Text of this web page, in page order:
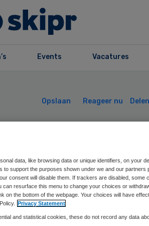
Events Vacatures
Opslaan Reageer nu Delen
Kort
data, like browsing data or unique identifiers, on your
to support the purposes shown under we and our partners
consent will disable them. If trackers are disabled, some
can resurface this menu to change your choices or
on the bottom of the webpage. Your choices will have
Privacy Statement
and statistical cookies, these do not record any data